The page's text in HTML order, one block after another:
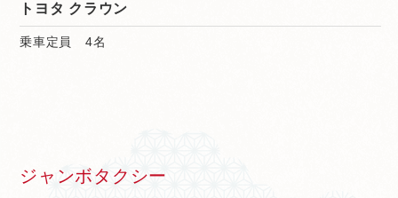
トヨタ クラウン
乗車定員 4名
ジャンボタクシー